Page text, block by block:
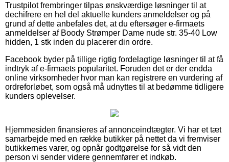
Trustpilot frembringer tilpas ønskværdige løsninger til at
dechifrere en hel del aktuelle kunders anmeldelser og på
grund af dette anbefales det, at du eftersøger e-firmaets
anmeldelser af Boody Strømper Dame nude str. 35-40 Low
hidden, 1 stk inden du placerer din ordre.
Facebook byder på tillige rigtig fordelagtige løsninger til at få
indtryk af e-firmaets popularitet. Foruden det er der endda
online virksomheder hvor man kan registrere en vurdering af
ordreforløbet, som også må udnyttes til at bedømme tidligere
kunders oplevelser.
Hjemmesiden finansieres af annonceindtægter. Vi har et tæt
samarbejde med en række butikker på nettet da vi fremviser
butikkernes varer, og opnår godtgørelse for så vidt den
person vi sender videre gennemfører et indkøb.